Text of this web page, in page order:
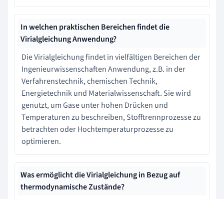
In welchen praktischen Bereichen findet die
Virialgleichung Anwendung?
Die Virialgleichung findet in vielfältigen Bereichen der
Ingenieurwissenschaften Anwendung, z.B. in der
Verfahrenstechnik, chemischen Technik,
Energietechnik und Materialwissenschaft. Sie wird
genutzt, um Gase unter hohen Drücken und
Temperaturen zu beschreiben, Stofftrennprozesse zu
betrachten oder Hochtemperaturprozesse zu
optimieren.
Was ermöglicht die Virialgleichung in Bezug auf
thermodynamische Zustände?